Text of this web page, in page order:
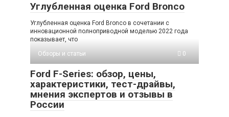
Углубленная оценка Ford Bronco
Углубленная оценка Ford Bronco в сочетании с
инновационной полноприводной моделью 2022 года
показывает, что
Обзоры и статьи
0
Ford F-Series: обзор, цены,
характеристики, тест-драйвы,
мнения экспертов и отзывы в
России